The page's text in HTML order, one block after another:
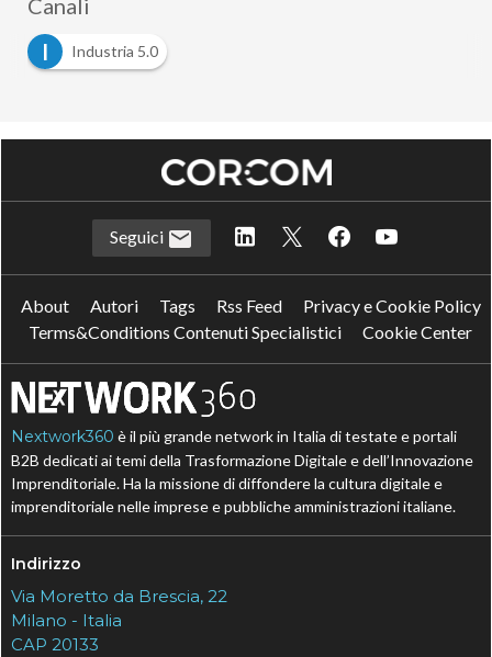
Canali
I
Industria 5.0
Seguici
About Autori Tags Rss Feed
Privacy e Cookie Policy
Terms&Conditions Contenuti Specialistici
Cookie Center
Nextwork360 è il più grande network in Italia di testate e portali
B2B dedicati ai temi della Trasformazione Digitale e dell’Innovazione
Imprenditoriale. Ha la missione di diffondere la cultura digitale e
imprenditoriale nelle imprese e pubbliche amministrazioni italiane.
Indirizzo
Via Moretto da Brescia, 22
Milano - Italia
CAP 20133